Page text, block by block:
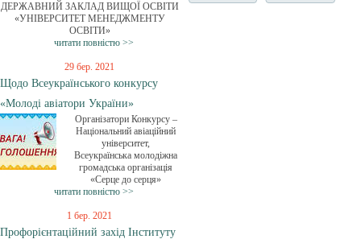
ДЕРЖАВНИЙ ЗАКЛАД ВИЩОЇ ОСВІТИ
«УНІВЕРСИТЕТ МЕНЕДЖМЕНТУ
ОСВІТИ»
читати повністю >>
29 бер. 2021
Щодо Всеукраїнського конкурсу
«Молоді авіатори України»
Організатори Конкурсу –
Національний авіаційний
університет,
Всеукраїнська молодіжна
громадська організація
«Серце до серця»
читати повністю >>
1 бер. 2021
Профорієнтаційний захід Інституту